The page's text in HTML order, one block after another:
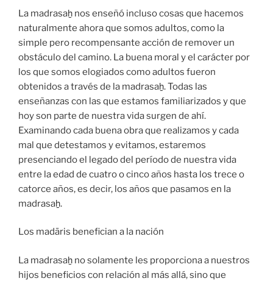
La madrasaẖ nos enseñó incluso cosas que hacemos
naturalmente ahora que somos adultos, como la
simple pero recompensante acción de remover un
obstáculo del camino. La buena moral y el carácter por
los que somos elogiados como adultos fueron
obtenidos a través de la madrasaẖ. Todas las
enseñanzas con las que estamos familiarizados y que
hoy son parte de nuestra vida surgen de ahí.
Examinando cada buena obra que realizamos y cada
mal que detestamos y evitamos, estaremos
presenciando el legado del período de nuestra vida
entre la edad de cuatro o cinco años hasta los trece o
catorce años, es decir, los años que pasamos en la
madrasaẖ.
Los madāris benefician a la nación
La madrasaẖ no solamente les proporciona a nuestros
hijos beneficios con relación al más allá, sino que